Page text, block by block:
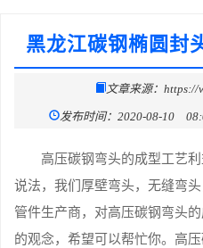
黑龙江碳钢椭圆封
文章来源：https://
发布时间：2020-08-10
高压碳钢弯头的成型工艺
说法，我们厚壁弯头，无缝弯
管件生产商，对高压碳钢弯头
的观念，希望可以帮忙你。高